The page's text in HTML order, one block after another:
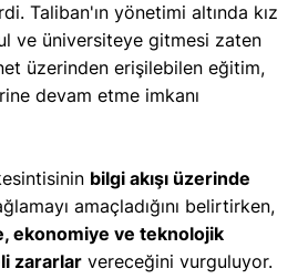
Taliban'ın yönetimi altında kız
ve üniversiteye gitmesi zaten
üzerinden erişilebilen eğitim,
devam etme imkanı
bilgi akışı üzerinde
amaçladığını belirtirken,
ekonomiye ve teknolojik
zararlar vereceğini vurguluyor.